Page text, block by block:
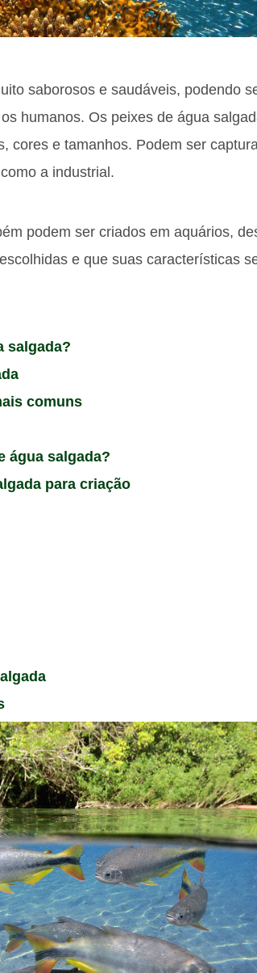
saborosos e saudáveis, podendo
humanos. Os peixes de água
cores e tamanhos. Podem ser
a industrial.
podem ser criados em aquários,
escolhidas e que suas características
salgada?
comuns
água salgada?
para criação